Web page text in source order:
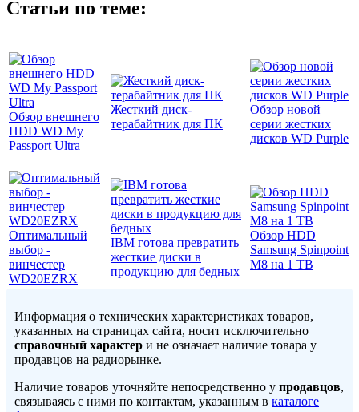
Статьи по теме:
Обзор внешнего
HDD WD My
Passport Ultra
Жесткий диск-
терабайтник для ПК
Обзор новой
серии жестких
дисков WD Purple
Оптимальный
выбор -
винчестер
WD20EZRX
IBM готова превратить
жесткие диски в
продукцию для бедных
Обзор HDD
Samsung Spinpoint
M8 на 1 ТВ
Информация о технических характеристиках товаров,
указанных на страницах сайта, носит исключительно
справочный характер и не означает наличие товара у
продавцов на радиорынке.
Наличие товаров уточняйте непосредственно у продавцов,
связываясь с ними по контактам, указанным в каталоге